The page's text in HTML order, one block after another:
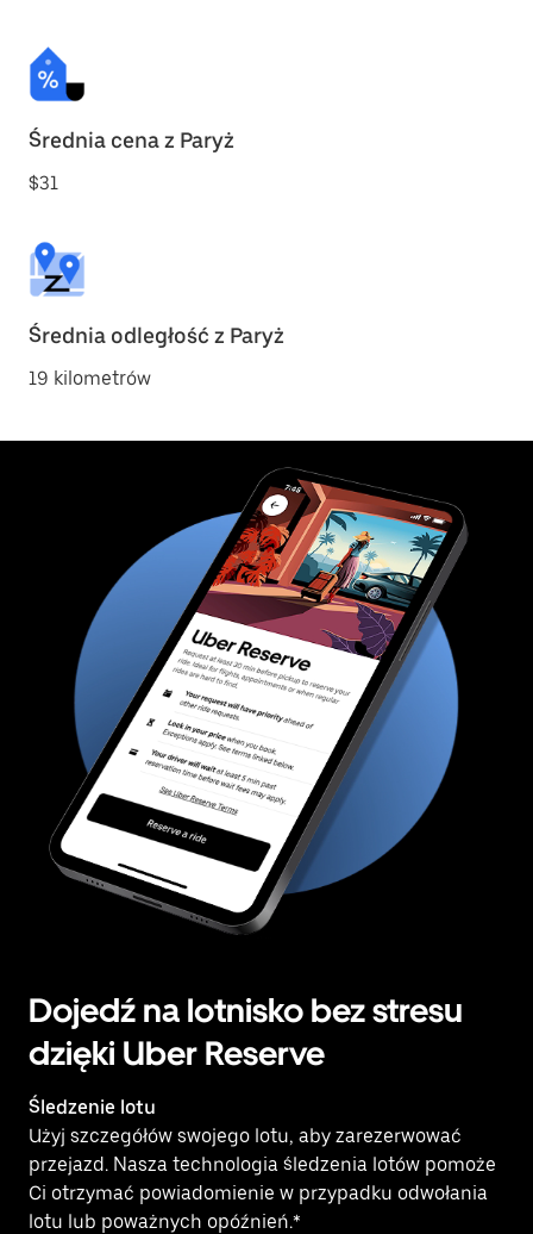
Średnia cena z Paryż
$31
Średnia odległość z Paryż
19 kilometrów
Dojedź na lotnisko bez stresu
dzięki Uber Reserve
Śledzenie lotu
Użyj szczegółów swojego lotu, aby zarezerwować
przejazd. Nasza technologia śledzenia lotów pomoże
Ci otrzymać powiadomienie w przypadku odwołania
lotu lub poważnych opóźnień.*